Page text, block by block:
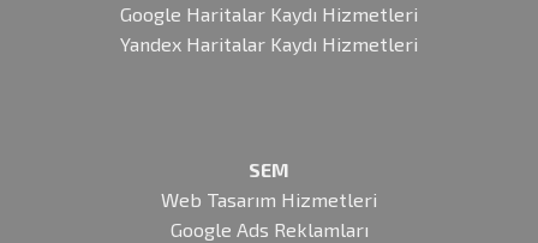
Google Haritalar Kaydı Hizmetleri
Yandex Haritalar Kaydı Hizmetleri
SEM
Web Tasarım Hizmetleri
Google Ads Reklamları